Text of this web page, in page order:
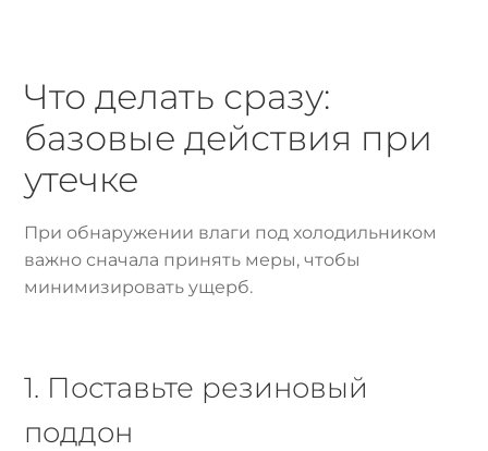
Что делать сразу:
базовые действия при
утечке
При обнаружении влаги под холодильником
важно сначала принять меры, чтобы
минимизировать ущерб.
1. Поставьте резиновый
поддон